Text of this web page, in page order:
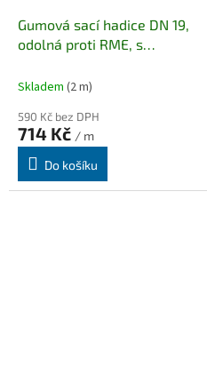
Gumová sací hadice DN 19,
odolná proti RME, s
metráži.
Skladem (2 m)
590 Kč bez DPH
714 Kč / m
Do košíku